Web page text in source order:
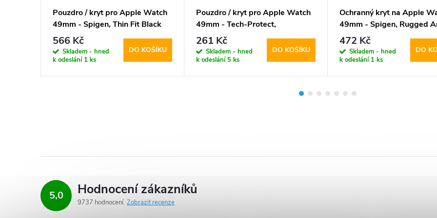
Pouzdro / kryt pro Apple Watch
49mm - Spigen, Thin Fit Black
566 Kč
Skladem - hned
k odeslání 1 ks
DO KOŠÍKU
Pouzdro / kryt pro Apple Watch
49mm - Tech-Protect,
Defense360 Black
261 Kč
Skladem - hned
k odeslání 5 ks
DO KOŠÍKU
Ochranný kryt na Apple
49mm - Spigen, Rugged
White
472 Kč
Skladem - hned
k odeslání 1 ks
DO
5,0 Hodnocení zákazníků
9737 hodnocení Zobrazit recenze